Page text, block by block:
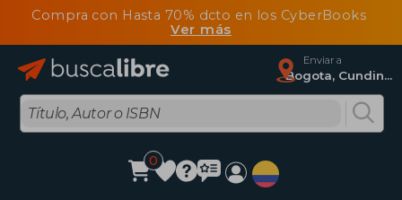
Compra con Hasta 70% dcto en los CyberBooks
Ver más
Enviar a
Bogota, Cundinamarca
0